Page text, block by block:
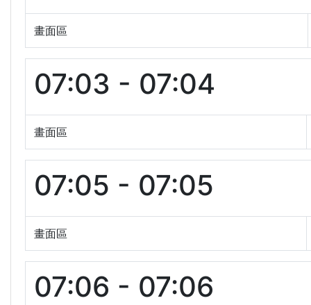
畫面區
07:03 - 07:04
畫面區
07:05 - 07:05
畫面區
07:06 - 07:06